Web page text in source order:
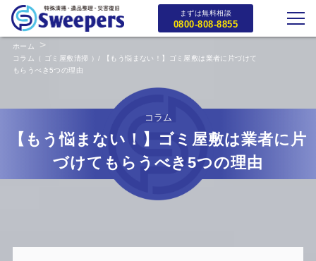
まずは無料相談
0800-808-8855
ホーム
コラム（ ゴミ屋敷清掃 ）/ 【もう悩まない！】ゴミ屋敷は業者に片づけて
もらうべき5つの理由
コラム
【もう悩まない！】ゴミ屋敷は業者に片
づけてもらうべき5つの理由